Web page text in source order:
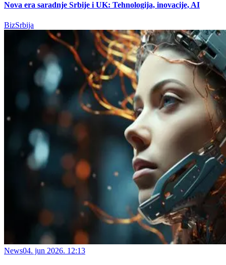
Nova era saradnje Srbije i UK: Tehnologija, inovacije, AI
BizSrbija
News04. jun 2026. 12:13